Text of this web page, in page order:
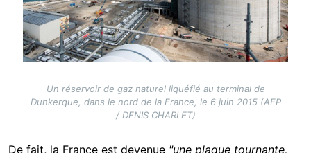
Un réservoir de gaz naturel liquéfié au terminal de
Dunkerque, dans le nord de la France, le 6 juin 2015 (AFP
/ DENIS CHARLET)
De fait, la France est devenue "une plaque tournante,